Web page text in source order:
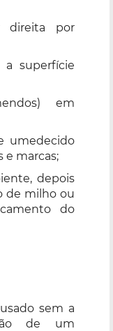
direita por
superfície
em
umedecido
e marcas;
depois
de milho ou
do
sem a
de um